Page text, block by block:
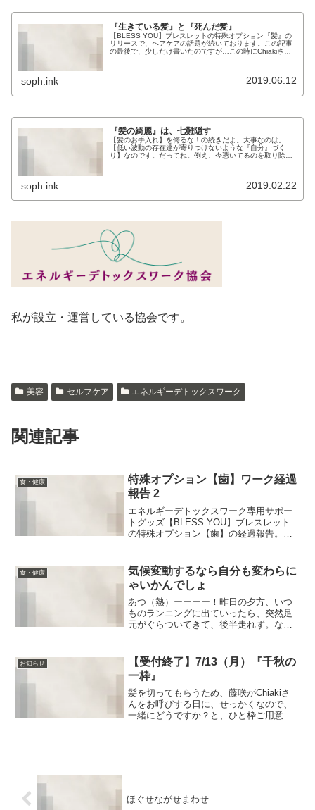
『生きている髪』と『死んだ髪』
【BLESS YOU】ブレスレットの特殊オプション『髪』の
リリースで、ヘアケアの話題が続いております。この記事
の最後で、少しだけ書いたのですが…この時にChiakiさん
soph.ink 2019.06.12
『髪の綺麗』は、七難隠す
【髪のお手入れ】を侮るな！の続きだよ。大事なのは。
【低い波動の存在達が寄りつけないような『自分』づく
り】なのです。だってね。例え、今憑いてるのを取り除い
soph.ink 2019.02.22
私が設立・運営している協会です。
美容 セルフケア エネルギーデトックスワーク
関連記事
食・健康
特殊オプション【歯】ワーク経過
報告 2
エネルギーデトックスワーク専用サポー
トグッズ【BLESS YOU】ブレスレット
の特殊オプション【歯】の経過報告。前
をしてもらっています。オプションを作
って以来、歯への...
食・健康
気候変動するなら自分も変わらに
ゃいかんでしょ
あつ（熱）ーーーー！昨日の夕方、いつ
ものランニングに出ていったら、突然足
元がぐらついてきて、後半走れず。なん
分を流し込み。お風呂に入ったら落ち着
いたんですけど…この夏もま...
お知らせ
【受付終了】7/13（月）『千秋の
一枠』
髪を切ってもらうため、藤咲がChiakiさ
んをお呼びする日に、せっかくなので、
一緒にどうですか？と、ひと枠ご用意し
ほぐせながせまわせ